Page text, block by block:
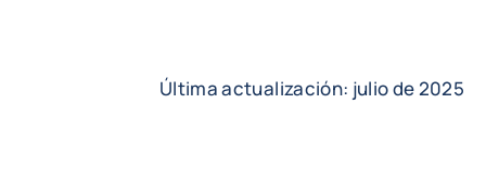
Última actualización: julio de 2025